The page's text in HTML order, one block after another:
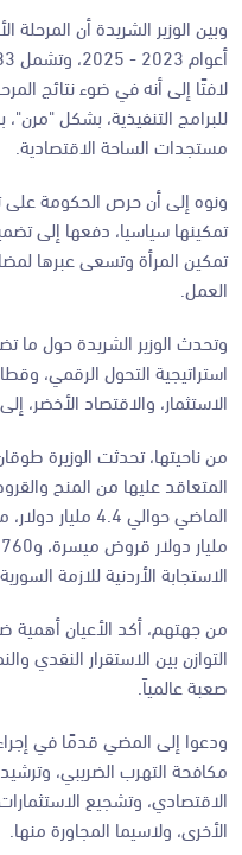
وبين الوزير الشريدة أن المرحلة
لافتًا إلى أنه في ضوء نتائج
للبرامج التنفيذية، بشكل
مستجدات الساحة الاقتصادية.
ونوه إلى أن حرص الحكومة على
تمكينها سياسيا، دفعها إلى
تمكين المرأة وتسعى عبرها
العمل.
وتحدث الوزير الشريدة حول ما
استراتيجية التحول الرقمي،
الاستثمار، والاقتصاد الأخضر،
من ناحيتها، تحدثت الوزيرة
المتعاقد عليها من المنح
الاستجابة الأردنية للازمة
من جهتهم، أكد الأعيان أهمية
التوازن بين الاستقرار النقدي
صعبة عالمياً.
ودعوا إلى المضي قدمًا في
مكافحة التهرب الضريبي،
الاقتصادي، وتشجيع
الأخرى، ولاسيما المجاورة منها.